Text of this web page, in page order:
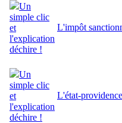
Un
simple clic
et
l'explication
déchire !
L'impôt
Un
simple clic
et
l'explication
déchire !
L'état-providence